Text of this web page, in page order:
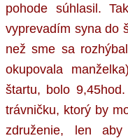
pohode súhlasil.
vyprevadím syna do
než sme sa
okupovala
štartu, bolo
trávničku, ktorý by
združenie, len